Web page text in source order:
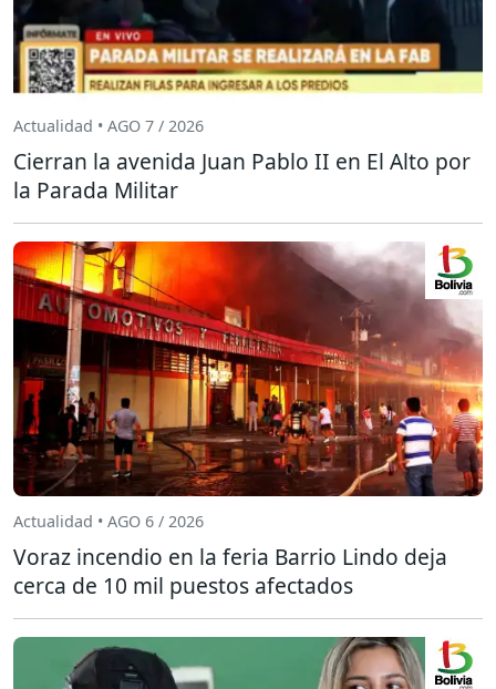
Actualidad • AGO 7 / 2026
Cierran la avenida Juan Pablo II en El Alto por
la Parada Militar
Actualidad • AGO 6 / 2026
Voraz incendio en la feria Barrio Lindo deja
cerca de 10 mil puestos afectados